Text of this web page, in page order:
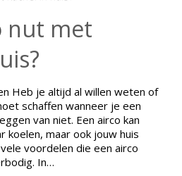
nut met
Heb je altijd al willen weten of
schaffen wanneer je een
van niet. Een airco kan
koelen, maar ook jouw huis
voordelen die een airco
In…